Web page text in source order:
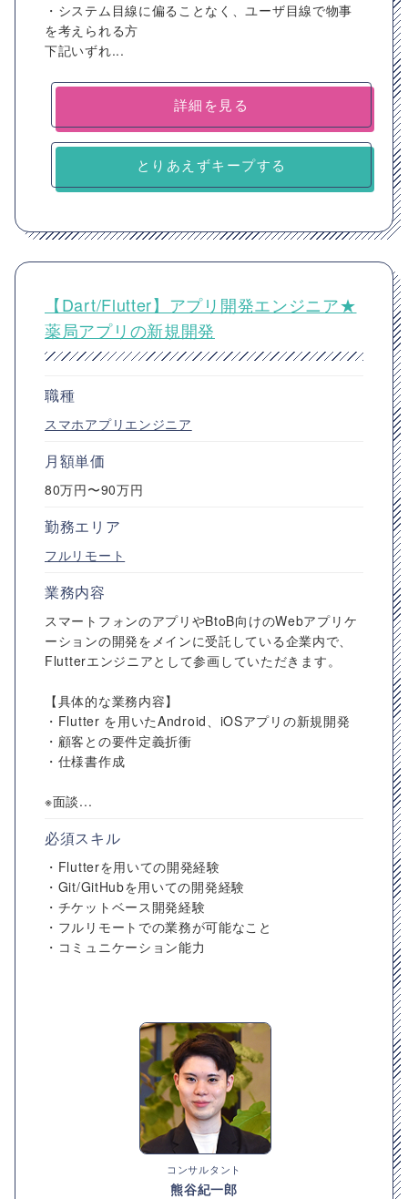
・システム目線に偏ることなく、ユーザ目線で物事
を考えられる方
下記いずれ...
詳細を見る
とりあえずキープする
【Dart/Flutter】アプリ開発エンジニア★
薬局アプリの新規開発
職種
スマホアプリエンジニア
月額単価
80万円〜90万円
勤務エリア
フルリモート
業務内容
スマートフォンのアプリやBtoB向けのWebアプリケ
ーションの開発をメインに受託している企業内で、
Flutterエンジニアとして参画していただきます。
【具体的な業務内容】
・Flutter を用いたAndroid、iOSアプリの新規開発
・顧客との要件定義折衝
・仕様書作成
※面談...
必須スキル
・Flutterを用いての開発経験
・Git/GitHubを用いての開発経験
・チケットベース開発経験
・フルリモートでの業務が可能なこと
・コミュニケーション能力
コンサルタント
熊谷紀一郎